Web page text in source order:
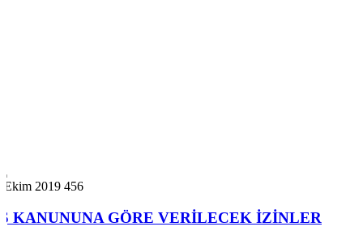
Ekim 2019 456
KANUNUNA GÖRE VERİLECEK İZİNLER